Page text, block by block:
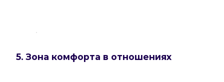
5. Зона комфорта в отношениях